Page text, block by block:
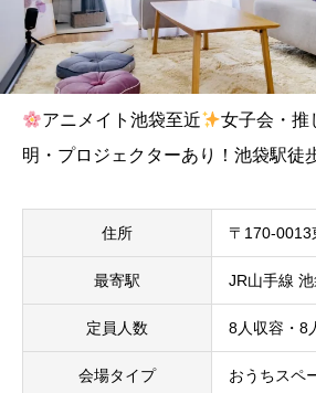
アニメイト池袋至近 女子会・推
明・プロジェクターあり！池袋駅徒
住所 〒170-0013
最寄駅 JR山手線
定員人数 8人収容・8
会場タイプ おうちスペ